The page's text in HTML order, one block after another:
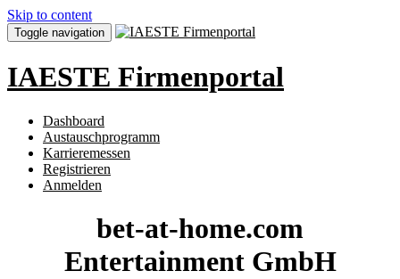
Skip to content
Toggle navigation
IAESTE Firmenportal
Dashboard
Austauschprogramm
Karrieremessen
Registrieren
Anmelden
bet-at-home.com
Entertainment GmbH